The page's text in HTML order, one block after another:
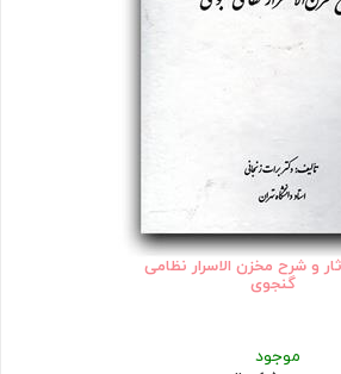
و شرح مخزن الاسرار نظامی
گنجوی
موجود